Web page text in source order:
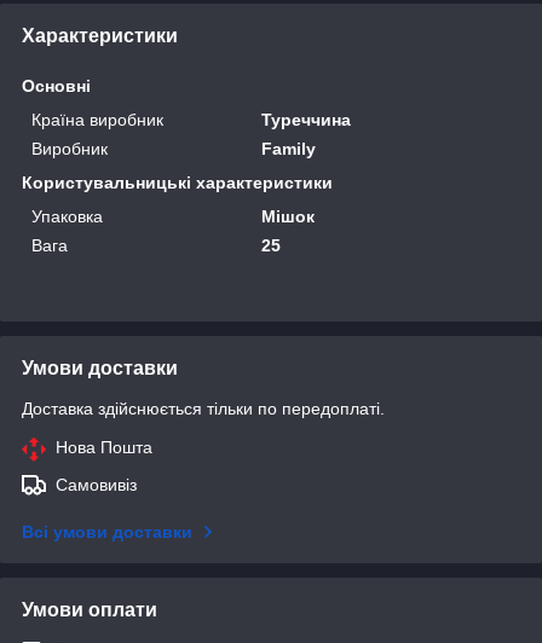
Характеристики
Основні
Країна виробник
Туреччина
Виробник
Family
Користувальницькі характеристики
Упаковка
Мішок
Вага
25
Умови доставки
Доставка здійснюється тільки по передоплаті.
Нова Пошта
Самовивіз
Всі умови доставки
Умови оплати